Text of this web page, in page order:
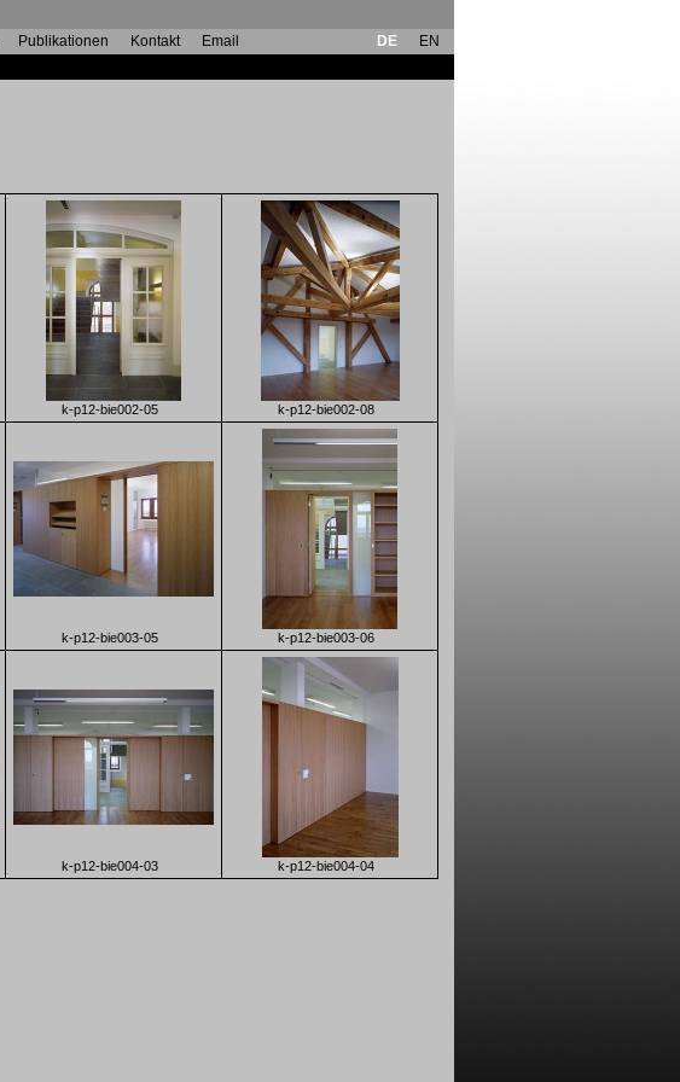
Publikationen Kontakt Email DE
EN
k-p12-bie002-05 k-p12-bie002-08
k-p12-bie003-05 k-p12-bie003-06
k-p12-bie004-03 k-p12-bie004-04